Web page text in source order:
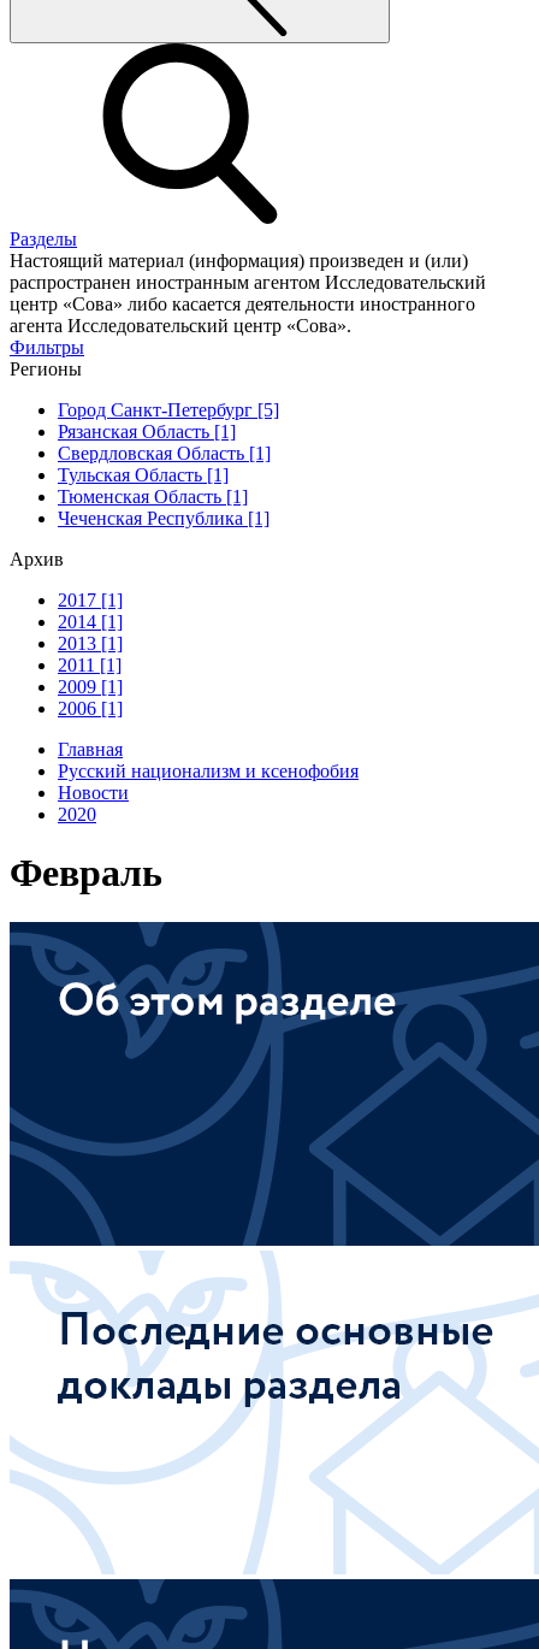
Разделы
Настоящий материал (информация) произведен и (или)
распространен иностранным агентом Исследовательский
центр «Сова» либо касается деятельности иностранного
агента Исследовательский центр «Сова».
Фильтры
Регионы
Город Санкт-Петербург [5]
Рязанская Область [1]
Свердловская Область [1]
Тульская Область [1]
Тюменская Область [1]
Чеченская Республика [1]
Архив
2017 [1]
2014 [1]
2013 [1]
2011 [1]
2009 [1]
2006 [1]
Главная
Русский национализм и ксенофобия
Новости
2020
Февраль